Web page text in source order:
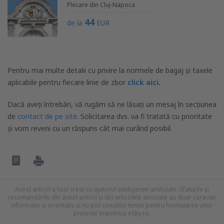
Plecare din Cluj-Napoca
de la 44 EUR
Pentru mai multe detalii cu privire la normele de bagaj și taxele
aplicabile pentru fiecare linie de zbor click aici.
Dacă aveți întrebări, vă rugăm să ne lăsați un mesaj în secțiunea
de contact de pe site. Solicitarea dvs. va fi tratată cu prioritate
și vom reveni cu un răspuns cât mai curând posibil.
Acest articol a fost creat cu ajutorul inteligenței artificiale. Sfaturile și
recomandările din acest articol și din articolele asociate au doar caracter
informativ și orientativ și nu pot constitui temei pentru formularea unor
pretenții împotriva eSky.ro.